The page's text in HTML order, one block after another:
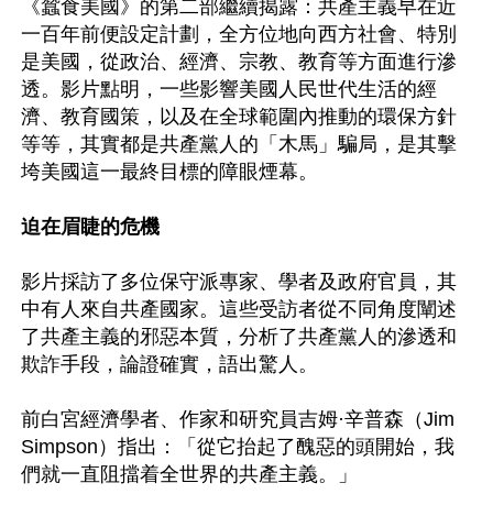
《蠶食美國》的第二部繼續揭露：共產主義早在近
一百年前便設定計劃，全方位地向西方社會、特別
是美國，從政治、經濟、宗教、教育等方面進行滲
透。影片點明，一些影響美國人民世代生活的經
濟、教育國策，以及在全球範圍內推動的環保方針
等等，其實都是共產黨人的「木馬」騙局，是其擊
垮美國這一最終目標的障眼煙幕。
迫在眉睫的危機
影片採訪了多位保守派專家、學者及政府官員，其
中有人來自共產國家。這些受訪者從不同角度闡述
了共產主義的邪惡本質，分析了共產黨人的滲透和
欺詐手段，論證確實，語出驚人。
前白宮經濟學者、作家和研究員吉姆·辛普森（Jim
Simpson）指出：「從它抬起了醜惡的頭開始，我
們就一直阻擋着全世界的共產主義。」